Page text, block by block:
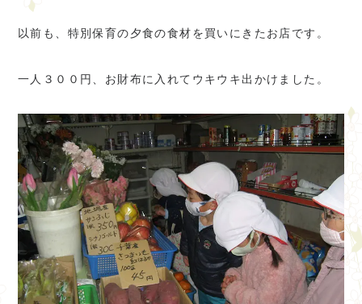
以前も、特別保育の夕食の食材を買いにきたお店です。
一人３００円、お財布に入れてウキウキ出かけました。